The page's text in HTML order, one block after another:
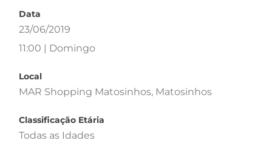
Data
23/06/2019
11:00 | Domingo
Local
MAR Shopping Matosinhos, Matosinhos
Classificação Etária
Todas as Idades